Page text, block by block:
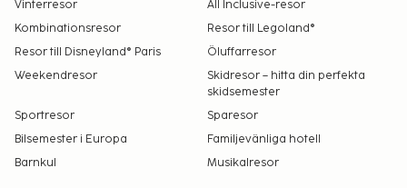
Vinterresor
All Inclusive-resor
Kombinationsresor
Resor till Legoland®
Resor till Disneyland® Paris
Öluffarresor
Weekendresor
Skidresor – hitta din perfekta
skidsemester
Sportresor
Sparesor
Bilsemester i Europa
Familjevänliga hotell
Barnkul
Musikalresor